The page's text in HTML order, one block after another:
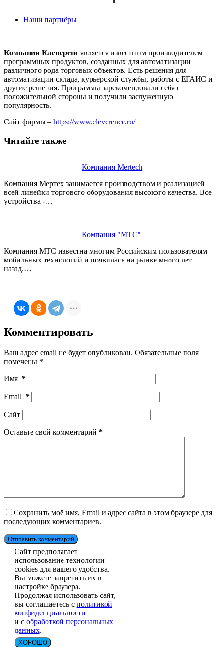
Наши партнёры
Компания Клеверенс является известным производителем
программных продуктов, созданных для автоматизации
различного рода торговых объектов. Есть решения для
автоматизации склада, курьерской службы, работы с ЕГАИС и
другие решения. Программы зарекомендовали себя с
положительной стороны и получили заслуженную
популярность.
Сайт фирмы – https://www.cleverence.ru/
Читайте также
Компания Mertech
Компания Мертех занимается производством и реализацией
всей линейки торгового оборудования высокого качества. Все
устройства -…
Компания "МТС"
Компания МТС известна многим Российским пользователям
мобильных технологий и появилась на рынке много лет
назад.…
Комментировать
Ваш адрес email не будет опубликован. Обязательные поля
помечены *
Имя *
Email *
Сайт
Оставьте свой комментарий *
Сохранить моё имя, Email и адрес сайта в этом браузере для
последующих комментариев.
Отправить комментарий
Сайт предполагает
использование технологии
cookies для вашего удобства.
Вы можете запретить их в
настройке браузера.
Продолжая использовать сайт,
вы соглашаетесь с политикой
конфиденциальности
и с обработкой персональных
данных.
ХОРОШО